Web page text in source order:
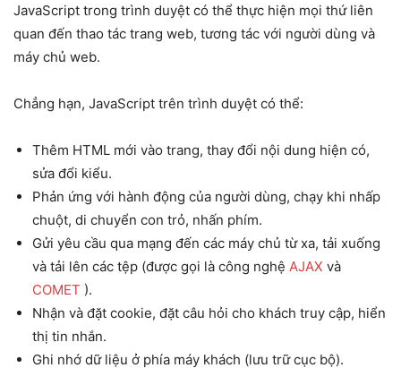
JavaScript trong trình duyệt có thể thực hiện mọi thứ liên
quan đến thao tác trang web, tương tác với người dùng và
máy chủ web.
Chẳng hạn, JavaScript trên trình duyệt có thể:
Thêm HTML mới vào trang, thay đổi nội dung hiện có,
sửa đổi kiểu.
Phản ứng với hành động của người dùng, chạy khi nhấp
chuột, di chuyển con trỏ, nhấn phím.
Gửi yêu cầu qua mạng đến các máy chủ từ xa, tải xuống
và tải lên các tệp (được gọi là công nghệ AJAX và
COMET ).
Nhận và đặt cookie, đặt câu hỏi cho khách truy cập, hiển
thị tin nhắn.
Ghi nhớ dữ liệu ở phía máy khách (lưu trữ cục bộ).